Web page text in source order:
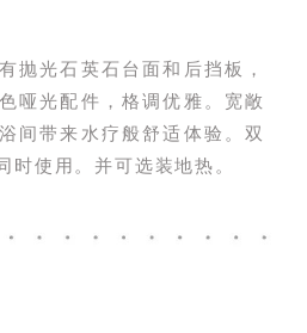
抛光石英石台面和后挡板，
哑光配件，格调优雅。宽敞
间带来水疗般舒适体验。双
时使用。并可选装地热。